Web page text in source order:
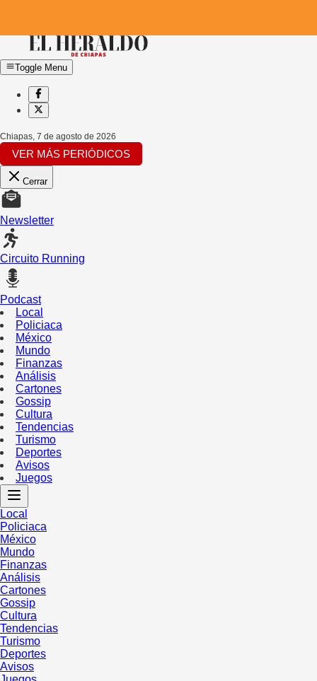
Toggle Menu
Chiapas, 7 de agosto de 2026
VER MÁS PERIÓDICOS
Cerrar
Newsletter
Circuito Running
Podcast
Local
Policiaca
México
Mundo
Finanzas
Análisis
Cartones
Gossip
Cultura
Tendencias
Turismo
Deportes
Avisos
Juegos
Local
Policiaca
México
Mundo
Finanzas
Análisis
Cartones
Gossip
Cultura
Tendencias
Turismo
Deportes
Avisos